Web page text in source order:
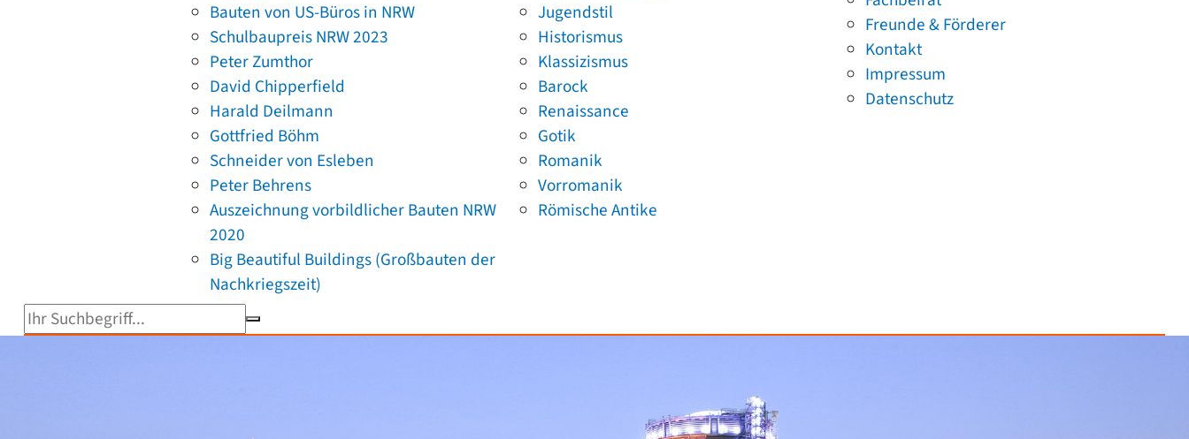
Bauten von US-Büros in NRW
Schulbaupreis NRW 2023
Peter Zumthor
David Chipperfield
Harald Deilmann
Gottfried Böhm
Schneider von Esleben
Peter Behrens
Auszeichnung vorbildlicher Bauten NRW
2020
Big Beautiful Buildings (Großbauten der
Nachkriegszeit)
Jugendstil
Historismus
Klassizismus
Barock
Renaissance
Gotik
Romanik
Vorromanik
Römische Antike
Freunde & Förderer
Kontakt
Impressum
Datenschutz
Suchbegriff eingeben